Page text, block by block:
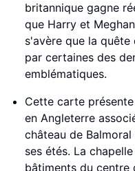
britannique gagne
que Harry et
s'avère que la
par certaines des
emblématiques.
Cette carte
en Angleterre
château de
ses étés. La
bâtiments du centre